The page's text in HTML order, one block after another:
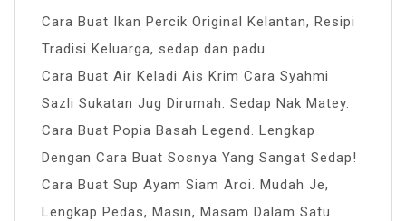
Cara Buat Ikan Percik Original Kelantan, Resipi
Tradisi Keluarga, sedap dan padu
Cara Buat Air Keladi Ais Krim Cara Syahmi
Sazli Sukatan Jug Dirumah. Sedap Nak Matey.
Cara Buat Popia Basah Legend. Lengkap
Dengan Cara Buat Sosnya Yang Sangat Sedap!
Cara Buat Sup Ayam Siam Aroi. Mudah Je,
Lengkap Pedas, Masin, Masam Dalam Satu